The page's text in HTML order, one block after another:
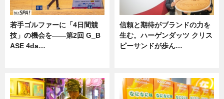
若手ゴルファーに「4日間競
技」の機会を——第2回 G_B
ASE 4da…
信頼と期待がブランドの力を
生む。ハーゲンダッツ クリス
ピーサンドが歩ん…